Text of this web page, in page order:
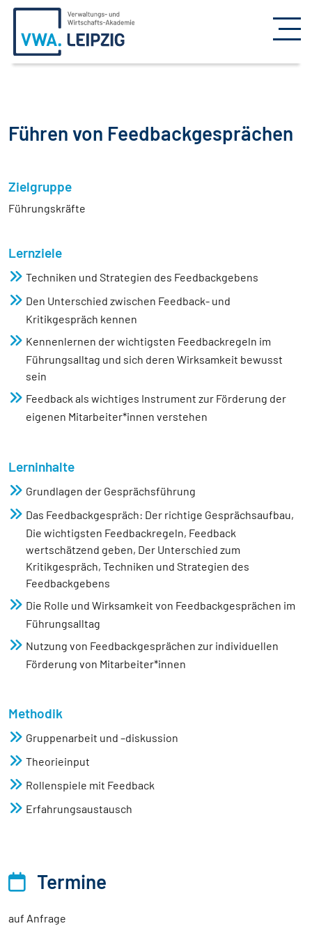
Führen von Feedbackgesprächen
Zielgruppe
Führungskräfte
Lernziele
Techniken und Strategien des Feedbackgebens
Den Unterschied zwischen Feedback- und
Kritikgespräch kennen
Kennenlernen der wichtigsten Feedbackregeln im
Führungsalltag und sich deren Wirksamkeit bewusst
sein
Feedback als wichtiges Instrument zur Förderung der
eigenen Mitarbeiter*innen verstehen
Lerninhalte
Grundlagen der Gesprächsführung
Das Feedbackgespräch: Der richtige Gesprächsaufbau,
Die wichtigsten Feedbackregeln, Feedback
wertschätzend geben, Der Unterschied zum
Kritikgespräch, Techniken und Strategien des
Feedbackgebens
Die Rolle und Wirksamkeit von Feedbackgesprächen im
Führungsalltag
Nutzung von Feedbackgesprächen zur individuellen
Förderung von Mitarbeiter*innen
Methodik
Gruppenarbeit und –diskussion
Theorieinput
Rollenspiele mit Feedback
Erfahrungsaustausch
Termine
auf Anfrage